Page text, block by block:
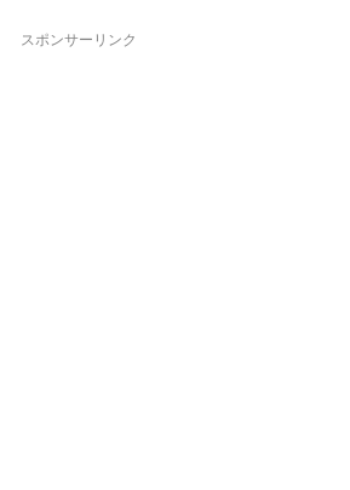
スポンサーリンク